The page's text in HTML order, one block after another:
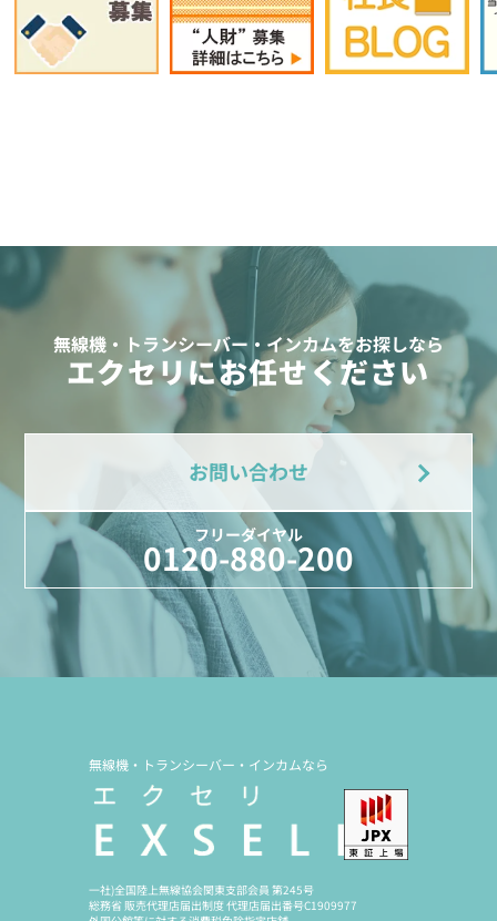
無線機・トランシーバー・インカムをお探しなら
エクセリにお任せください
お問い合わせ
フリーダイヤル
0120-880-200
無線機・トランシーバー・インカムなら
一社)全国陸上無線協会関東支部会員 第245号
総務省 販売代理店届出制度 代理店届出番号C1909977